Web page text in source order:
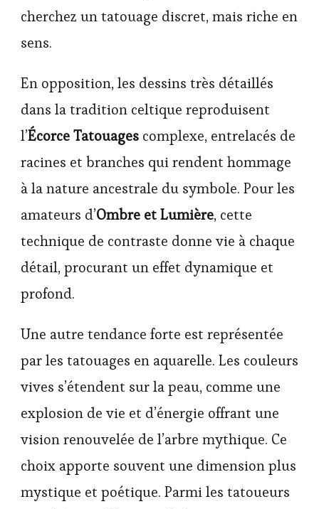
cherchez un tatouage discret, mais riche en
sens.
En opposition, les dessins très détaillés
dans la tradition celtique reproduisent
l’Écorce Tatouages complexe, entrelacés de
racines et branches qui rendent hommage
à la nature ancestrale du symbole. Pour les
amateurs d’Ombre et Lumière, cette
technique de contraste donne vie à chaque
détail, procurant un effet dynamique et
profond.
Une autre tendance forte est représentée
par les tatouages en aquarelle. Les couleurs
vives s’étendent sur la peau, comme une
explosion de vie et d’énergie offrant une
vision renouvelée de l’arbre mythique. Ce
choix apporte souvent une dimension plus
mystique et poétique. Parmi les tatoueurs